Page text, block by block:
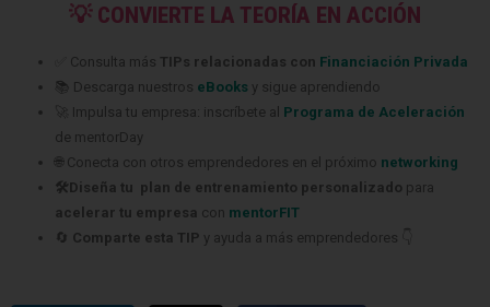
💡 CONVIERTE LA TEORÍA EN ACCIÓN
✅ Consulta más TIPs relacionadas con Financiación Privada
📚 Descarga nuestros eBooks y sigue aprendiendo
🚀 Impulsa tu empresa: inscríbete al Programa de Aceleración
de mentorDay
🌐 Conecta con otros emprendedores en el próximo networking
🛠️Diseña tu plan de entrenamiento personalizado para
acelerar tu empresa con mentorFIT
🔄 Comparte esta TIP y ayuda a más emprendedores 👇